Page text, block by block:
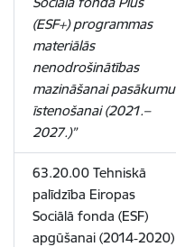
(ESF+) programmas
materiālās
nenodrošinātības
mazināšanai pasākumu
īstenošanai (2021.–
2027.)”
63.20.00 Tehniskā
palīdzība Eiropas
Sociālā fonda (ESF)
apgūšanai (2014‑2020)